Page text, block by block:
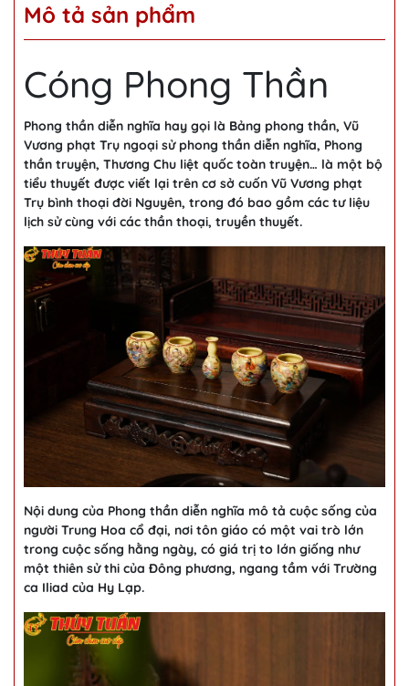
Mô tả sản phẩm
Cóng Phong Thần
Phong thần diễn nghĩa hay gọi là Bảng phong thần, Vũ
Vương phạt Trụ ngoại sử phong thần diễn nghĩa, Phong
thần truyện, Thương Chu liệt quốc toàn truyện… là một bộ
tiểu thuyết được viết lại trên cơ sở cuốn Vũ Vương phạt
Trụ bình thoại đời Nguyên, trong đó bao gồm các tư liệu
lịch sử cùng với các thần thoại, truyền thuyết.
Nội dung của Phong thần diễn nghĩa mô tả cuộc sống của
người Trung Hoa cổ đại, nơi tôn giáo có một vai trò lớn
trong cuộc sống hằng ngày, có giá trị to lớn giống như
một thiên sử thi của Đông phương, ngang tầm với Trường
ca Iliad của Hy Lạp.